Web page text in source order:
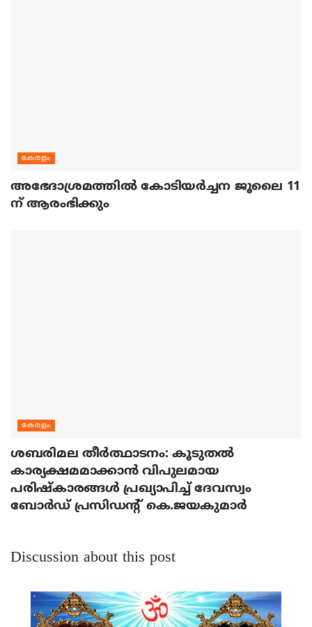
കേരളം
അഭേദാശ്രമത്തില്‍ കോടിയര്‍ച്ചന ജൂലൈ 11
ന് ആരംഭിക്കും
കേരളം
ശബരിമല തീര്‍ത്ഥാടനം: കൂടുതല്‍
കാര്യക്ഷമമാക്കാന്‍ വിപുലമായ
പരിഷ്‌കാരങ്ങള്‍ പ്രഖ്യാപിച്ച് ദേവസ്വം
ബോര്‍ഡ് പ്രസിഡന്റ് കെ.ജയകുമാര്‍
Discussion about this post